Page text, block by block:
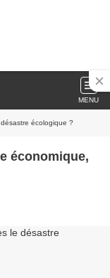
MENU
écologique ?
économique,